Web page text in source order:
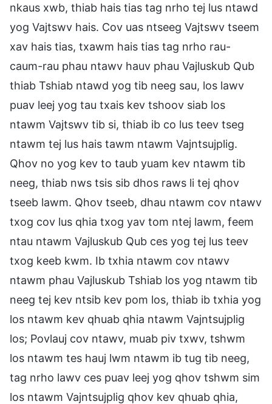
nkaus xwb, thiab hais tias tag nrho tej lus ntawd
yog Vajtswv hais. Cov uas ntseeg Vajtswv tseem
xav hais tias, txawm hais tias tag nrho rau-
caum-rau phau ntawv hauv phau Vajluskub Qub
thiab Tshiab ntawd yog tib neeg sau, los lawv
puav leej yog tau txais kev tshoov siab los
ntawm Vajtswv tib si, thiab ib co lus teev tseg
ntawm tej lus hais tawm ntawm Vajntsujplig.
Qhov no yog kev to taub yuam kev ntawm tib
neeg, thiab nws tsis sib dhos raws li tej qhov
tseeb lawm. Qhov tseeb, dhau ntawm cov ntawv
txog cov lus qhia txog yav tom ntej lawm, feem
ntau ntawm Vajluskub Qub ces yog tej lus teev
txog keeb kwm. Ib txhia ntawm cov ntawv
ntawm phau Vajluskub Tshiab los yog ntawm tib
neeg tej kev ntsib kev pom los, thiab ib txhia yog
los ntawm kev qhuab qhia ntawm Vajntsujplig
los; Povlauj cov ntawv, muab piv txwv, tshwm
los ntawm tes hauj lwm ntawm ib tug tib neeg,
tag nrho lawv ces puav leej yog qhov tshwm sim
los ntawm Vajntsujplig qhov kev qhuab qhia,